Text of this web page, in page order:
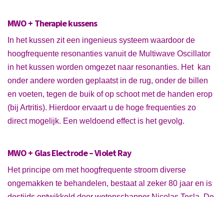
MWO + Therapie kussens
In het kussen zit een ingenieus systeem waardoor de
hoogfrequente resonanties vanuit de Multiwave Oscillator
in het kussen worden omgezet naar resonanties. Het kan
onder andere worden geplaatst in de rug, onder de billen
en voeten, tegen de buik of op schoot met de handen erop
(bij Artritis). Hierdoor ervaart u de hoge frequenties zo
direct mogelijk. Een weldoend effect is het gevolg.
MWO + Glas Electrode – Violet Ray
Het principe om met hoogfrequente stroom diverse
ongemakken te behandelen, bestaat al zeker 80 jaar en is